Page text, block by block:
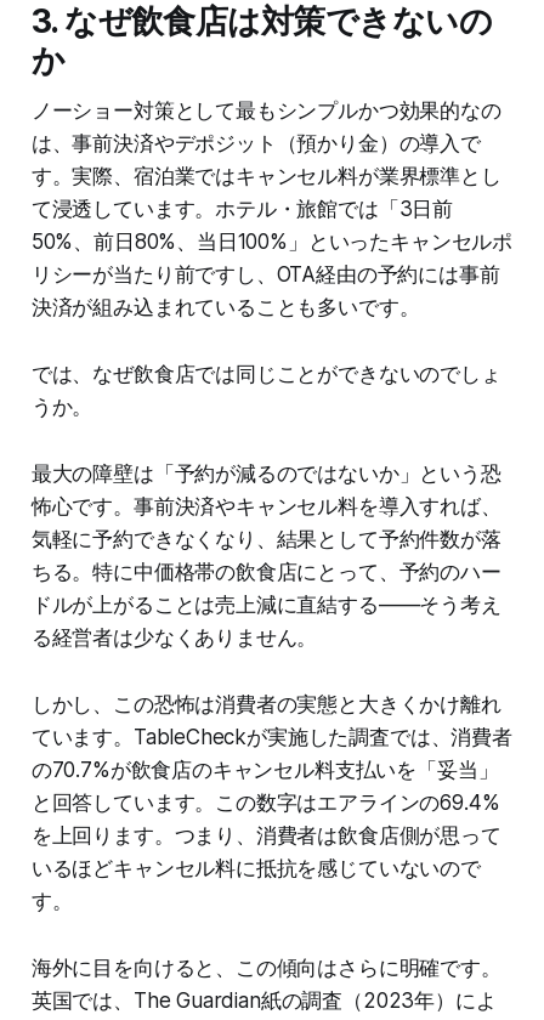
3. なぜ飲食店は対策できないの
か
ノーショー対策として最もシンプルかつ効果的なの
は、事前決済やデポジット（預かり金）の導入で
す。実際、宿泊業ではキャンセル料が業界標準とし
て浸透しています。ホテル・旅館では「3日前
50%、前日80%、当日100%」といったキャンセルポ
リシーが当たり前ですし、OTA経由の予約には事前
決済が組み込まれていることも多いです。
では、なぜ飲食店では同じことができないのでしょ
うか。
最大の障壁は「予約が減るのではないか」という恐
怖心です。事前決済やキャンセル料を導入すれば、
気軽に予約できなくなり、結果として予約件数が落
ちる。特に中価格帯の飲食店にとって、予約のハー
ドルが上がることは売上減に直結する——そう考え
る経営者は少なくありません。
しかし、この恐怖は消費者の実態と大きくかけ離れ
ています。TableCheckが実施した調査では、消費者
の70.7%が飲食店のキャンセル料支払いを「妥当」
と回答しています。この数字はエアラインの69.4%
を上回ります。つまり、消費者は飲食店側が思って
いるほどキャンセル料に抵抗を感じていないので
す。
海外に目を向けると、この傾向はさらに明確です。
英国では、The Guardian紙の調査（2023年）によ